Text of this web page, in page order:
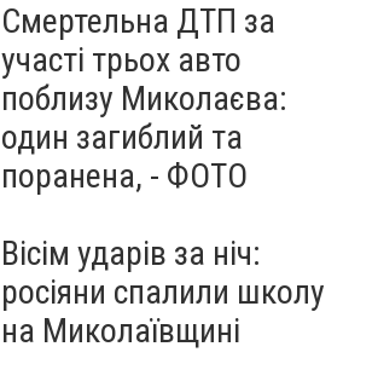
Смертельна ДТП за
участі трьох авто
поблизу Миколаєва:
один загиблий та
поранена, - ФОТО
Вісім ударів за ніч:
росіяни спалили школу
на Миколаївщині